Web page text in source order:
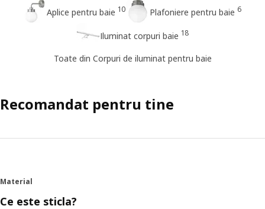
Aplice pentru baie 10 Plafoniere pentru baie 6
Iluminat corpuri baie 18
Toate din Corpuri de iluminat pentru baie
Recomandat pentru tine
Material
Ce este sticla?